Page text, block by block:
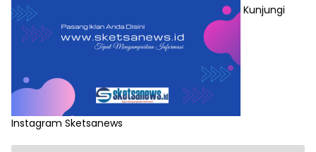
Kunjungi
Instagram Sketsanews